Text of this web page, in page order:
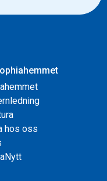
hos oss